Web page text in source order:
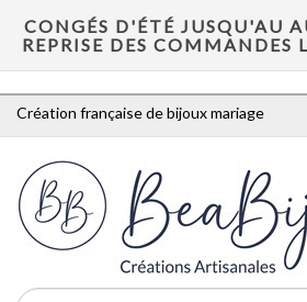
CONGÉS D'ÉTÉ JUSQU'AU
REPRISE DES COMMANDES
Création française de bijoux mariage